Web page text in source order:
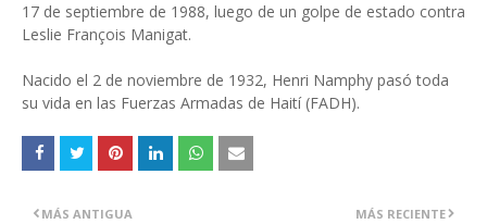
17 de septiembre de 1988, luego de un golpe de estado contra
Leslie François Manigat.
Nacido el 2 de noviembre de 1932, Henri Namphy pasó toda
su vida en las Fuerzas Armadas de Haití (FADH).
MÁS RECIENTE
MÁS ANTIGUA